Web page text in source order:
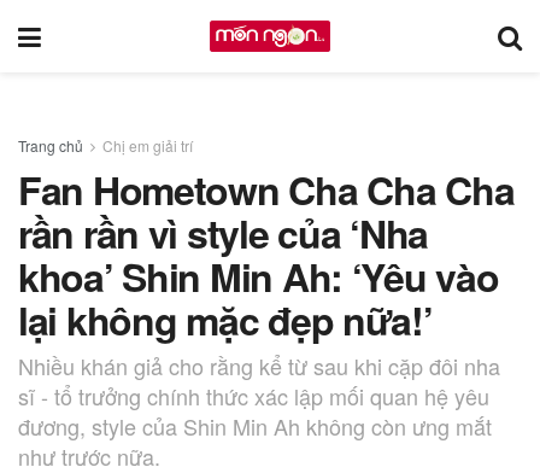
Trang chủ Chị em giải trí
Fan Hometown Cha Cha Cha
rần rần vì style của ‘Nha
khoa’ Shin Min Ah: ‘Yêu vào
lại không mặc đẹp nữa!’
Nhiều khán giả cho rằng kể từ sau khi cặp đôi nha
sĩ - tổ trưởng chính thức xác lập mối quan hệ yêu
đương, style của Shin Min Ah không còn ưng mắt
như trước nữa.